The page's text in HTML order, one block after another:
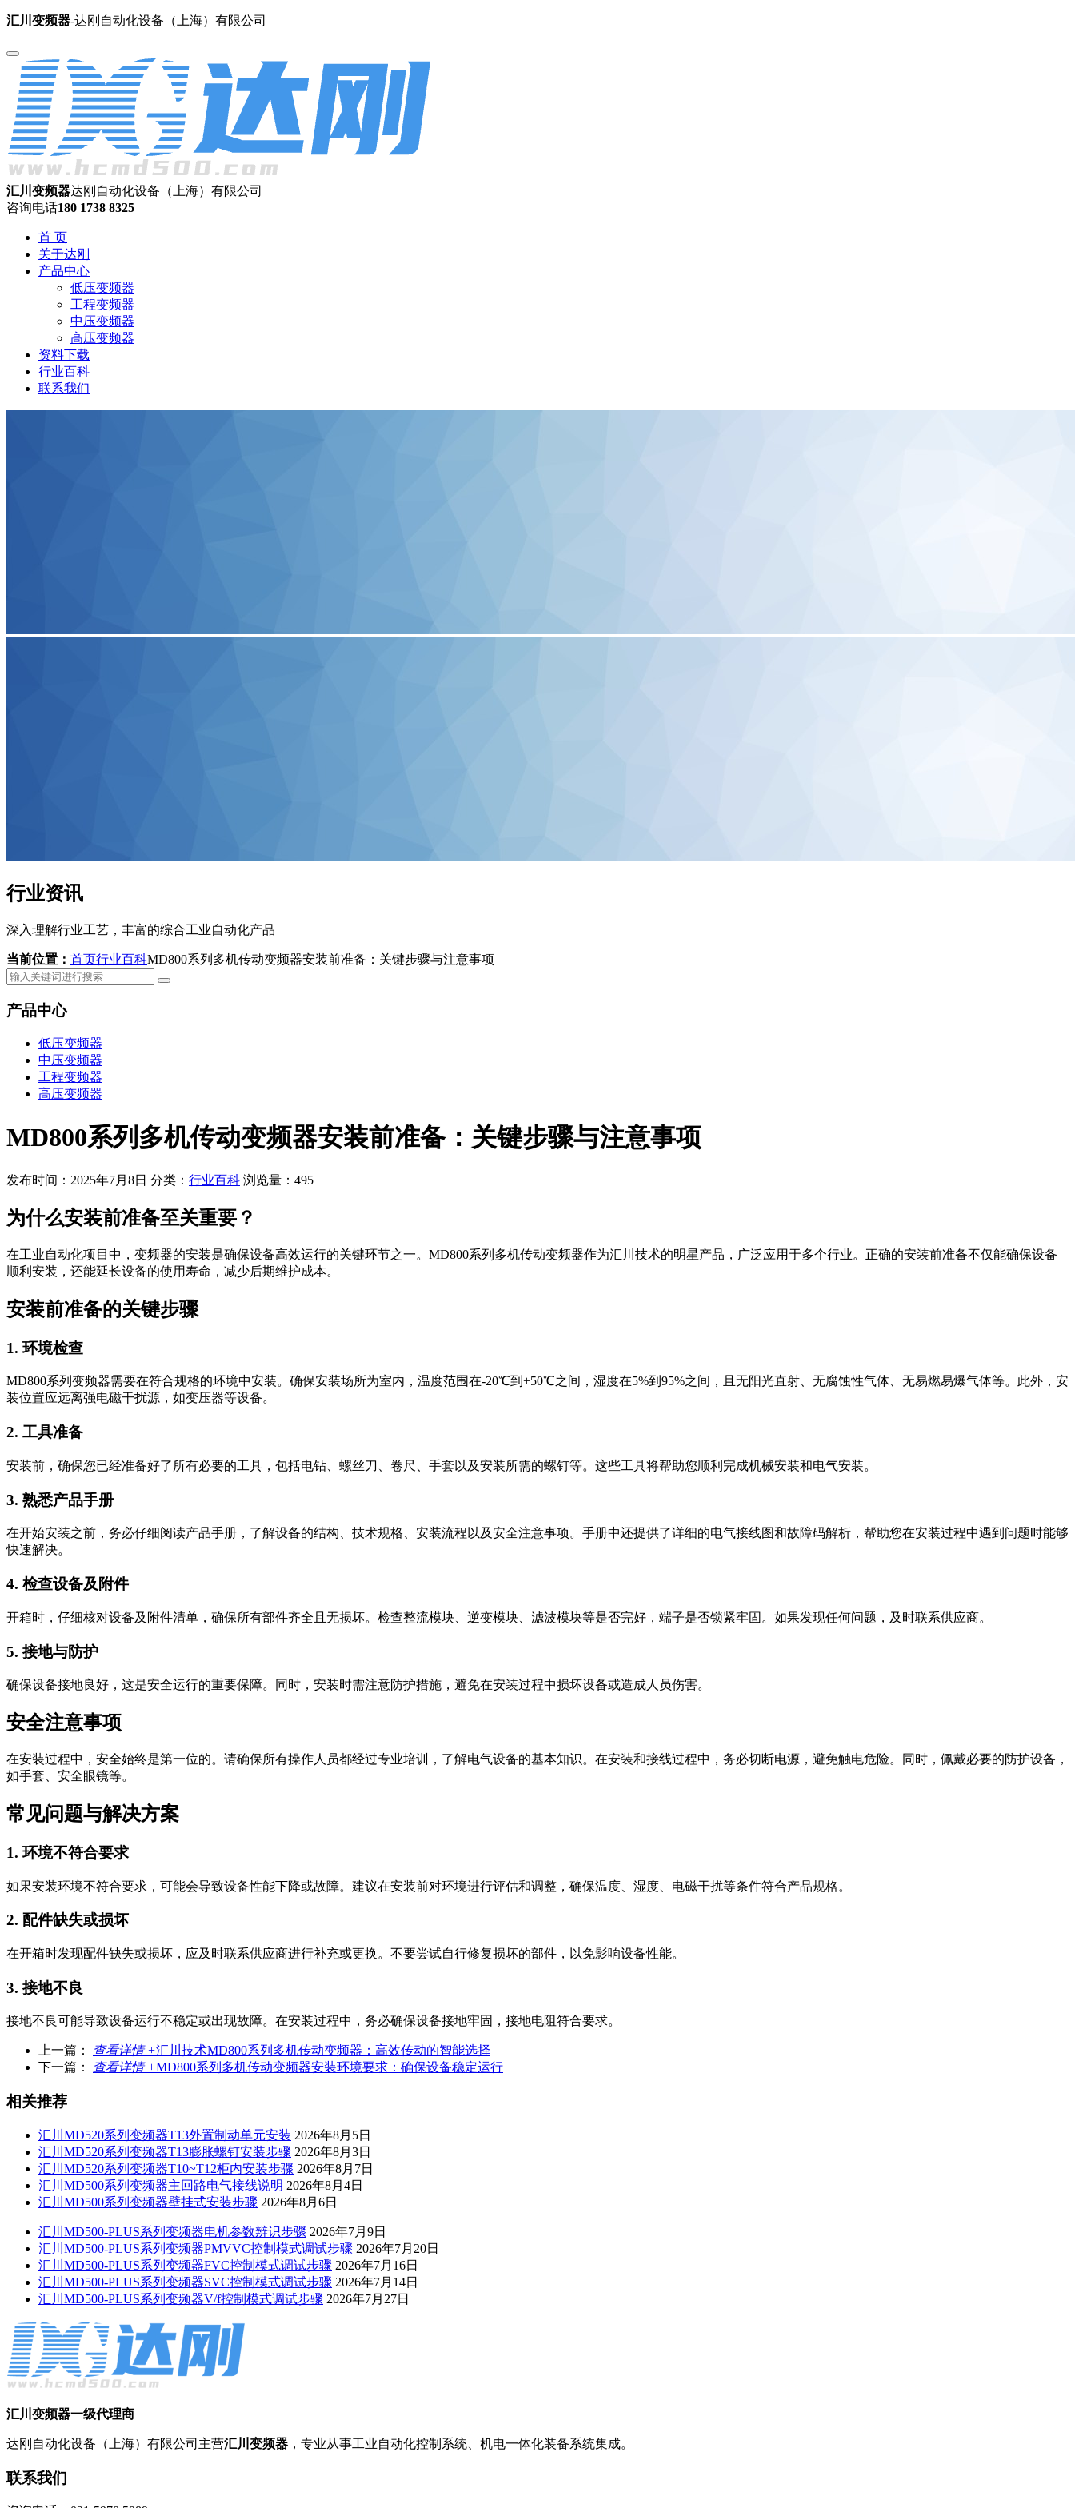
汇川变频器-达刚自动化设备（上海）有限公司
汇川变频器达刚自动化设备（上海）有限公司
咨询电话180 1738 8325
首 页
关于达刚
产品中心
低压变频器
工程变频器
中压变频器
高压变频器
资料下载
行业百科
联系我们
行业资讯
深入理解行业工艺，丰富的综合工业自动化产品
当前位置： 首页行业百科MD800系列多机传动变频器安装前准备：关键步骤与注意事项
产品中心
低压变频器
中压变频器
工程变频器
高压变频器
MD800系列多机传动变频器安装前准备：关键步骤与注意事项
发布时间：2025年7月8日 分类： 行业百科 浏览量：495
为什么安装前准备至关重要？
在工业自动化项目中，变频器的安装是确保设备高效运行的关键环节之一。MD800系列多机传动变频器作为汇川技术的明星产品，广泛应用于多个行业。正确的安装前准备不仅能确保设备
顺利安装，还能延长设备的使用寿命，减少后期维护成本。
安装前准备的关键步骤
1. 环境检查
MD800系列变频器需要在符合规格的环境中安装。确保安装场所为室内，温度范围在-20℃到+50℃之间，湿度在5%到95%之间，且无阳光直射、无腐蚀性气体、无易燃易爆气体等。此外，安
装位置应远离强电磁干扰源，如变压器等设备。
2. 工具准备
安装前，确保您已经准备好了所有必要的工具，包括电钻、螺丝刀、卷尺、手套以及安装所需的螺钉等。这些工具将帮助您顺利完成机械安装和电气安装。
3. 熟悉产品手册
在开始安装之前，务必仔细阅读产品手册，了解设备的结构、技术规格、安装流程以及安全注意事项。手册中还提供了详细的电气接线图和故障码解析，帮助您在安装过程中遇到问题时能够
快速解决。
4. 检查设备及附件
开箱时，仔细核对设备及附件清单，确保所有部件齐全且无损坏。检查整流模块、逆变模块、滤波模块等是否完好，端子是否锁紧牢固。如果发现任何问题，及时联系供应商。
5. 接地与防护
确保设备接地良好，这是安全运行的重要保障。同时，安装时需注意防护措施，避免在安装过程中损坏设备或造成人员伤害。
安全注意事项
在安装过程中，安全始终是第一位的。请确保所有操作人员都经过专业培训，了解电气设备的基本知识。在安装和接线过程中，务必切断电源，避免触电危险。同时，佩戴必要的防护设备，
如手套、安全眼镜等。
常见问题与解决方案
1. 环境不符合要求
如果安装环境不符合要求，可能会导致设备性能下降或故障。建议在安装前对环境进行评估和调整，确保温度、湿度、电磁干扰等条件符合产品规格。
2. 配件缺失或损坏
在开箱时发现配件缺失或损坏，应及时联系供应商进行补充或更换。不要尝试自行修复损坏的部件，以免影响设备性能。
3. 接地不良
接地不良可能导致设备运行不稳定或出现故障。在安装过程中，务必确保设备接地牢固，接地电阻符合要求。
上一篇： 查看详情 +汇川技术MD800系列多机传动变频器：高效传动的智能选择
下一篇：
查看详情 +MD800系列多机传动变频器安装环境要求：确保设备稳定运行
相关推荐
汇川MD520系列变频器T13外置制动单元安装 2026年8月5日
汇川MD520系列变频器T13膨胀螺钉安装步骤 2026年8月3日
汇川MD520系列变频器T10~T12柜内安装步骤 2026年8月7日
汇川MD500系列变频器主回路电气接线说明 2026年8月4日
汇川MD500系列变频器壁挂式安装步骤 2026年8月6日
汇川MD500-PLUS系列变频器电机参数辨识步骤 2026年7月9日
汇川MD500-PLUS系列变频器PMVVC控制模式调试步骤 2026年7月20日
汇川MD500-PLUS系列变频器FVC控制模式调试步骤 2026年7月16日
汇川MD500-PLUS系列变频器SVC控制模式调试步骤 2026年7月14日
汇川MD500-PLUS系列变频器V/f控制模式调试步骤 2026年7月27日
汇川变频器一级代理商
达刚自动化设备（上海）有限公司主营汇川变频器 ，专业从事工业自动化控制系统、机电一体化装备系统集成。
联系我们